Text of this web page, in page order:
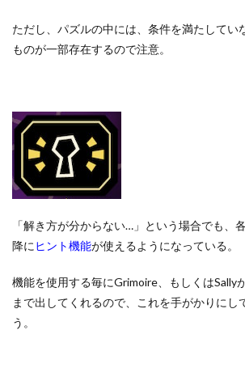
ただし、パズルの中には、条件を満たしてい
ものが一部存在するので注意。
「解き方が分からない…」という場合でも、
降に ヒント機能が使えるようになっている。
機能を使用する毎にGrimoire、もしくはSally
まで出してくれるので、これを手がかりにし
う。